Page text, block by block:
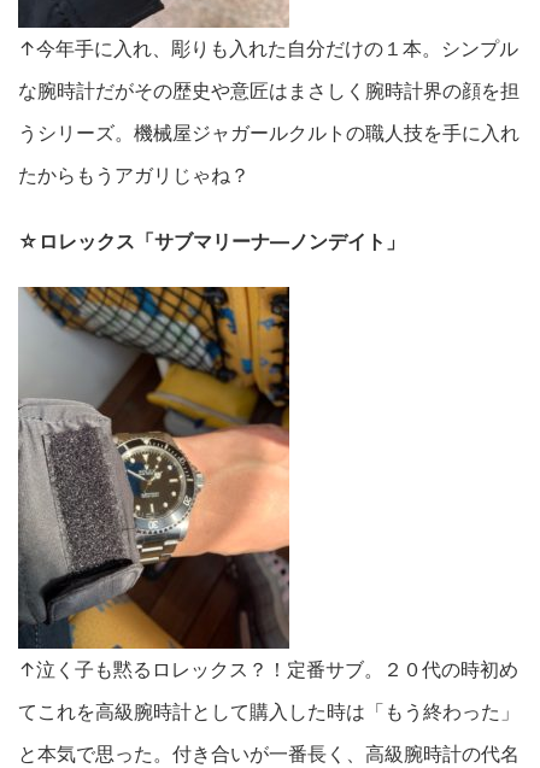
↑今年手に入れ、彫りも入れた自分だけの１本。シンプル
な腕時計だがその歴史や意匠はまさしく腕時計界の顔を担
うシリーズ。機械屋ジャガールクルトの職人技を手に入れ
たからもうアガリじゃね？
☆ロレックス「サブマリーナ―ノンデイト」
↑泣く子も黙るロレックス？！定番サブ。２０代の時初め
てこれを高級腕時計として購入した時は「もう終わった」
と本気で思った。付き合いが一番長く、高級腕時計の代名